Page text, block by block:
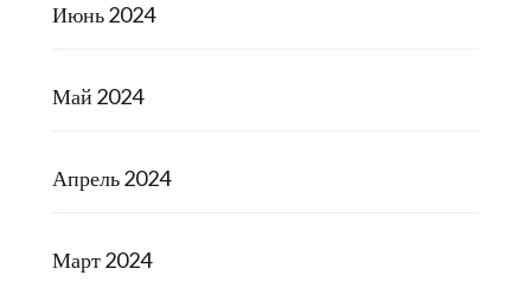
Июнь 2024
Май 2024
Апрель 2024
Март 2024